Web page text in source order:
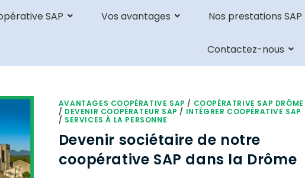
SAP Vos avantages Nos prestations SAP
Contactez-nous
AVANTAGES COOPÉRATIVE SAP / COOPÉRATRIVE SAP DRÔME
/ DEVENIR COOPÉRATEUR SAP / INTÉGRER COOPÉRATIVE SAP
/ SERVICES À LA PERSONNE
Devenir sociétaire de notre
coopérative SAP dans la Drôme